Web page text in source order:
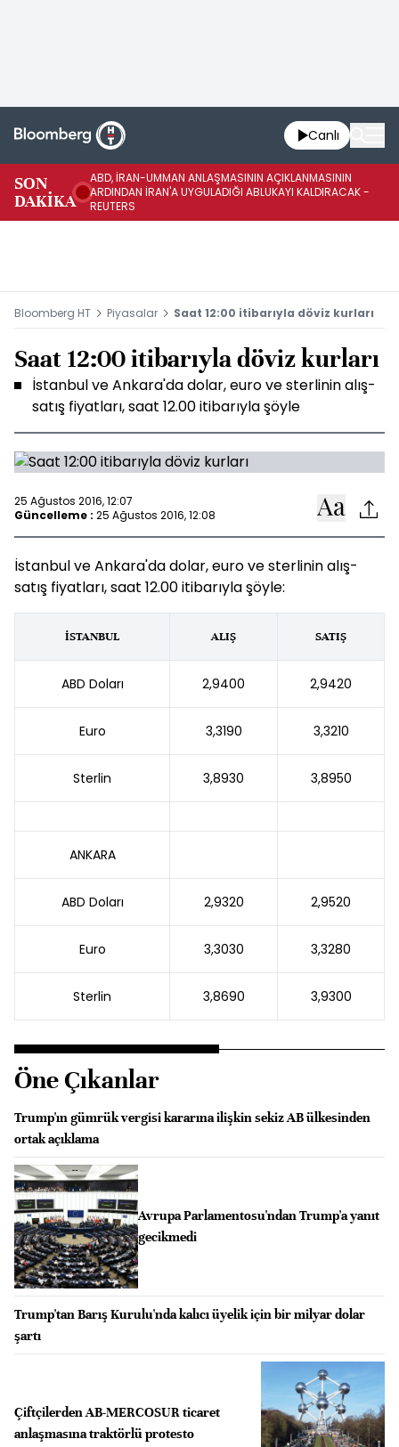
Canlı
SON
DAKİKA
ABD, İRAN-UMMAN ANLAŞMASININ AÇIKLANMASININ
ARDINDAN İRAN'A UYGULADIĞI ABLUKAYI KALDIRACAK -
REUTERS
Bloomberg HT Piyasalar Saat 12:00 itibarıyla döviz kurları
Saat 12:00 itibarıyla döviz kurları
İstanbul ve Ankara'da dolar, euro ve sterlinin alış-
satış fiyatları, saat 12.00 itibarıyla şöyle
25 Ağustos 2016, 12:07
Güncelleme : 25 Ağustos 2016, 12:08
İstanbul ve Ankara'da dolar, euro ve sterlinin alış-
satış fiyatları, saat 12.00 itibarıyla şöyle:
İSTANBUL ALIŞ SATIŞ
ABD Doları 2,9400 2,9420
Euro 3,3190 3,3210
Sterlin 3,8930 3,8950
ANKARA
ABD Doları 2,9320 2,9520
Euro 3,3030 3,3280
Sterlin 3,8690 3,9300
Öne Çıkanlar
Trump'ın gümrük vergisi kararına ilişkin sekiz AB ülkesinden
ortak açıklama
Avrupa Parlamentosu'ndan Trump'a yanıt
gecikmedi
Trump'tan Barış Kurulu'nda kalıcı üyelik için bir milyar dolar
şartı
Çiftçilerden AB-MERCOSUR ticaret
anlaşmasına traktörlü protesto